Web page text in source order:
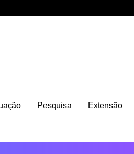
Pesquisa Extensão